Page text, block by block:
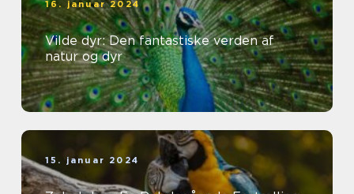
16. januar 2024
Vilde dyr: Den fantastiske verden af
natur og dyr
15. januar 2024